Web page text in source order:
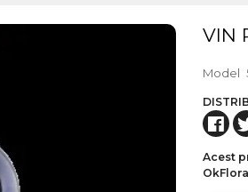
VIN
Model
Acest